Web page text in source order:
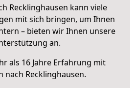
Recklinghausen kann viele
mit sich bringen, um Ihnen
– bieten wir Ihnen unsere
an.
als 16 Jahre Erfahrung mit
nach Recklinghausen.